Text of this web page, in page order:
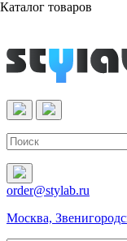
Реактивы &
order@stylab.ru
Москва,
Каталог товаров